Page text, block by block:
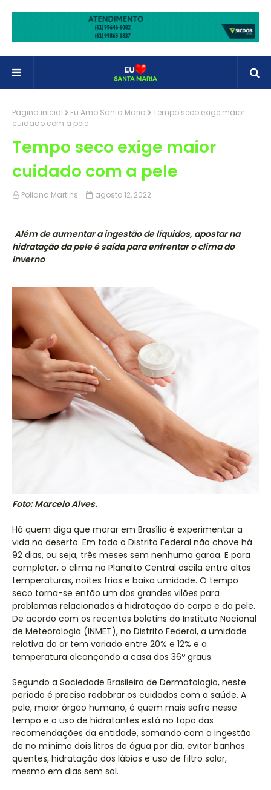
Página inicial Eu Amo Santa Maria
Tempo seco exige maior
cuidado com a pele
Tempo seco exige maior
cuidado com a pele
Poliana Martins agosto 12, 2022
Além de aumentar a ingestão de líquidos, apostar na
hidratação da pele é saída para enfrentar o clima do
inverno
Foto: Marcelo Alves.
Há quem diga que morar em Brasília é experimentar a
vida no deserto. Em todo o Distrito Federal não chove há
92 dias, ou seja, três meses sem nenhuma garoa. E para
completar, o clima no Planalto Central oscila entre altas
temperaturas, noites frias e baixa umidade. O tempo
seco torna-se então um dos grandes vilões para
problemas relacionados à hidratação do corpo e da pele.
De acordo com os recentes boletins do Instituto Nacional
de Meteorologia (INMET), no Distrito Federal, a umidade
relativa do ar tem variado entre 20% e 12% e a
temperatura alcançando a casa dos 36º graus.
Segundo a Sociedade Brasileira de Dermatologia, neste
período é preciso redobrar os cuidados com a saúde. A
pele, maior órgão humano, é quem mais sofre nesse
tempo e o uso de hidratantes está no topo das
recomendações da entidade, somando com a ingestão
de no mínimo dois litros de água por dia, evitar banhos
quentes, hidratação dos lábios e uso de filtro solar,
mesmo em dias sem sol.